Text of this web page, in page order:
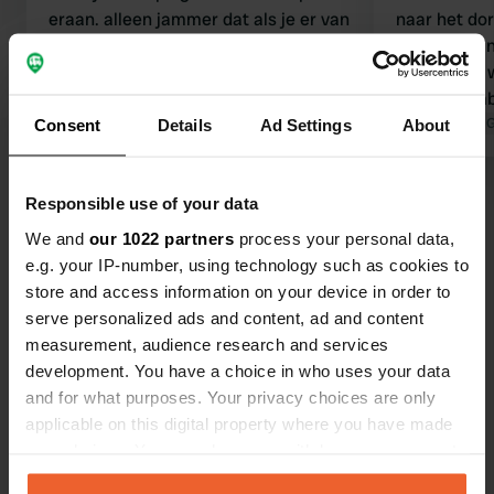
Consent Details Ad Settings About
Responsible use of your data
We and our 1022 partners process your personal data,
e.g. your IP-number, using technology such as cookies to
store and access information on your device in order to
serve personalized ads and content, ad and content
measurement, audience research and services
development. You have a choice in who uses your data
and for what purposes. Your privacy choices are only
applicable on this digital property where you have made
any time from the Cookie Declaration or by clicking on
eraan. alleen jammer dat als je er van
naar het
Mooie
geen grote
mooi
Vertaald door
Bekijk alle 13 reviews
Ben jij hier geweest?
Contact